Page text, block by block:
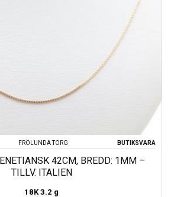
FRÖLUNDA TORG BUTIKSVARA
42CM, BREDD: 1MM –
TILLV. ITALIEN
18K 3.2 g